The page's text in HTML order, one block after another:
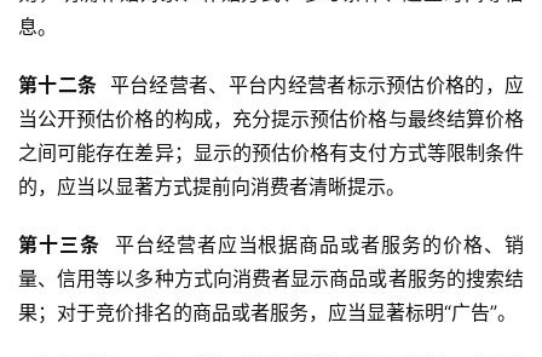
息。
第十二条 平台经营者、平台内经营者标示预估价格的，应
当公开预估价格的构成，充分提示预估价格与最终结算价格
之间可能存在差异；显示的预估价格有支付方式等限制条件
的，应当以显著方式提前向消费者清晰提示。
第十三条 平台经营者应当根据商品或者服务的价格、销
量、信用等以多种方式向消费者显示商品或者服务的搜索结
果；对于竞价排名的商品或者服务，应当显著标明“广告”。